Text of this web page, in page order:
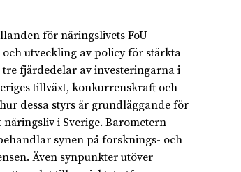
för näringslivets FoU-
utveckling av policy för stärkta
fjärdedelar av investeringarna i
tillväxt, konkurrenskraft och
dessa styrs är grundläggande för
i Sverige. Barometern
synen på forsknings- och
Även synpunkter utöver